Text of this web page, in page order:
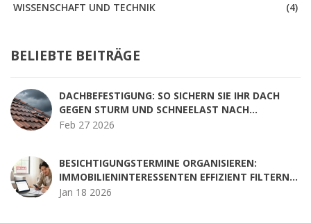
WISSENSCHAFT UND TECHNIK
(4)
BELIEBTE BEITRÄGE
DACHBEFESTIGUNG: SO SICHERN SIE IHR DACH
GEGEN STURM UND SCHNEELAST NACH
AKTUELLEM STANDARD
Feb 27 2026
BESICHTIGUNGSTERMINE ORGANISIEREN:
IMMOBILIENINTERESSENTEN EFFIZIENT FILTERN
MIT DIGITALEN TOOLS
Jan 18 2026